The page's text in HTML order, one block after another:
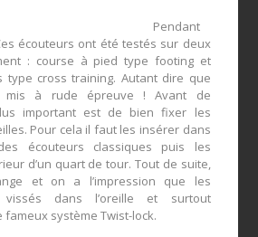
Pendant
écouteurs ont été testés sur deux
: course à pied type footing et
type cross training. Autant dire que
mis à rude épreuve ! Avant de
important est de bien fixer les
Pour cela il faut les insérer dans
écouteurs classiques puis les
d’un quart de tour. Tout de suite,
et on a l’impression que les
vissés dans l’oreille et surtout
fameux système Twist-lock.